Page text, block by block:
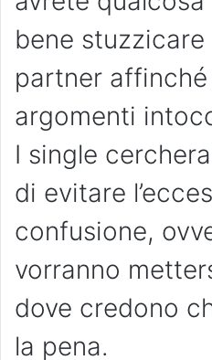
bene stuzzicare
partner
argomenti
I single
di evitare
confusione,
vorranno
dove credono
la pena.